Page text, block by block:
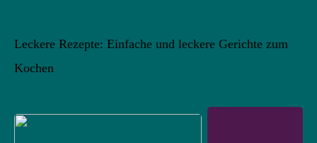
Leckere Rezepte: Einfache und leckere Gerichte zum
Kochen